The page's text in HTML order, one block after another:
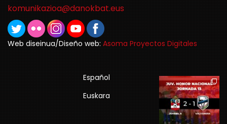
komunikazioa@danokbat.eus
Web diseinua/Diseño web: Asoma Proyectos Digitales
Español
Euskara